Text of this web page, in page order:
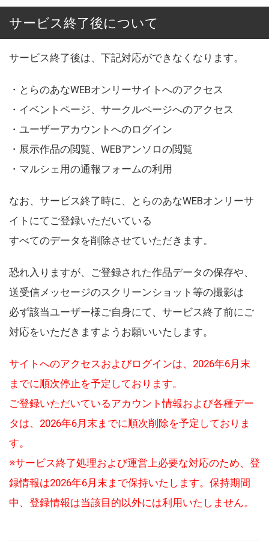
サービス終了後について
サービス終了後は、下記対応ができなくなります。
・とらのあなWEBオンリーサイトへのアクセス
・イベントページ、サークルページへのアクセス
・ユーザーアカウントへのログイン
・展示作品の閲覧、WEBアンソロの閲覧
・マルシェ用の通報フォームの利用
なお、サービス終了時に、とらのあなWEBオンリーサ
イトにてご登録いただいている
すべてのデータを削除させていただきます。
恐れ入りますが、ご登録された作品データの保存や、
送受信メッセージのスクリーンショット等の撮影は
必ず該当ユーザー様ご自身にて、サービス終了前にご
対応をいただきますようお願いいたします。
サイトへのアクセスおよびログインは、2026年6月末
までに順次停止を予定しております。
ご登録いただいているアカウント情報および各種デー
タは、2026年6月末までに順次削除を予定しておりま
す。
※サービス終了処理および運営上必要な対応のため、登
録情報は2026年6月末まで保持いたします。保持期間
中、登録情報は当該目的以外には利用いたしません。